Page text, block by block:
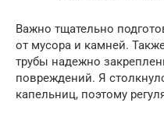
Важно тщательно
от мусора и камней.
трубы надежно
повреждений. Я
капельниц, поэтому